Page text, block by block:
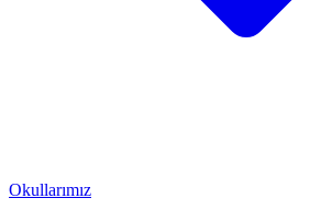
Okullarımız